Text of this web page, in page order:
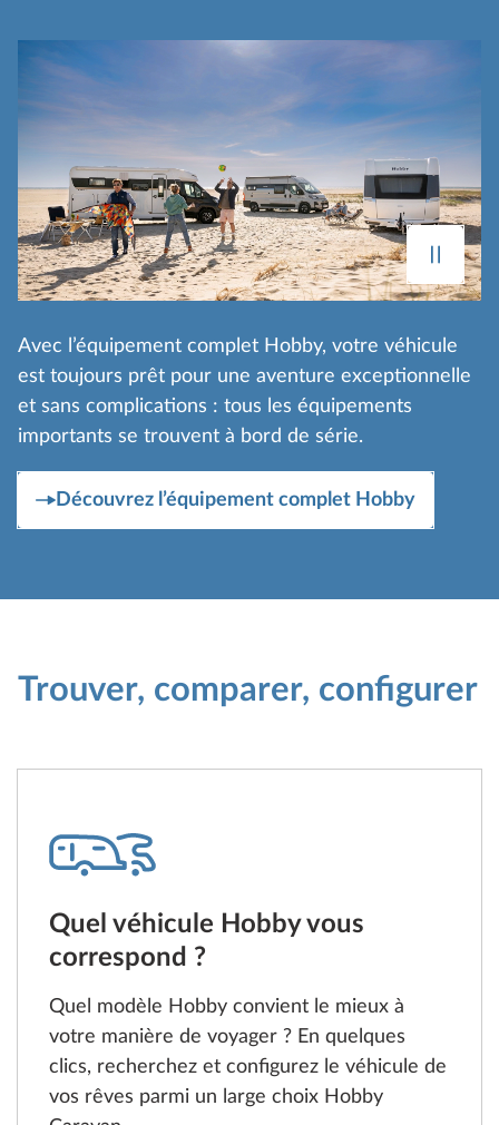
Avec l’équipement complet Hobby, votre véhicule
est toujours prêt pour une aventure exceptionnelle
et sans complications : tous les équipements
importants se trouvent à bord de série.
Découvrez l’équipement complet Hobby
Trouver, comparer, configurer
Quel véhicule Hobby vous
correspond ?
Quel modèle Hobby convient le mieux à
votre manière de voyager ? En quelques
clics, recherchez et configurez le véhicule de
vos rêves parmi un large choix Hobby